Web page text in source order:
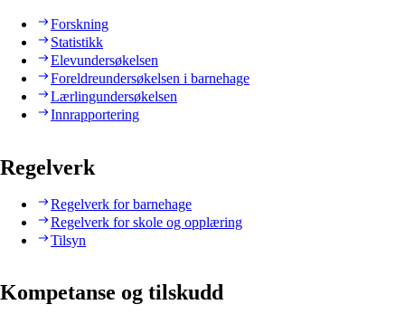
Forskning
Statistikk
Elevundersøkelsen
Foreldreundersøkelsen i barnehage
Lærlingundersøkelsen
Innrapportering
Regelverk
Regelverk for barnehage
Regelverk for skole og opplæring
Tilsyn
Kompetanse og tilskudd